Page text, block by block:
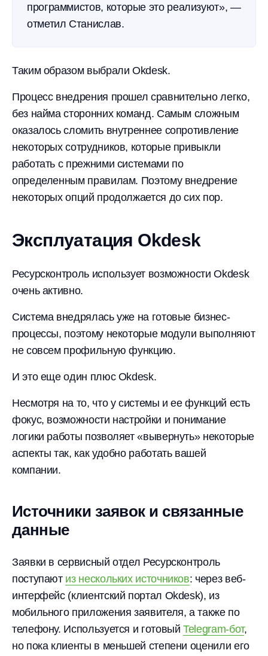
программистов, которые это реализуют», —
отметил Станислав.
Таким образом выбрали Okdesk.
Процесс внедрения прошел сравнительно легко,
без найма сторонних команд. Самым сложным
оказалось сломить внутреннее сопротивление
некоторых сотрудников, которые привыкли
работать с прежними системами по
определенным правилам. Поэтому внедрение
некоторых опций продолжается до сих пор.
Эксплуатация Okdesk
Ресурсконтроль использует возможности Okdesk
очень активно.
Система внедрялась уже на готовые бизнес-
процессы, поэтому некоторые модули выполняют
не совсем профильную функцию.
И это еще один плюс Okdesk.
Несмотря на то, что у системы и ее функций есть
фокус, возможности настройки и понимание
логики работы позволяет «вывернуть» некоторые
аспекты так, как удобно работать вашей
компании.
Источники заявок и связанные
данные
Заявки в сервисный отдел Ресурсконтроль
поступают из нескольких источников: через веб-
интерфейс (клиентский портал Okdesk), из
мобильного приложения заявителя, а также по
телефону. Используется и готовыйTelegram-бот,
но пока клиенты в меньшей степени оценили его